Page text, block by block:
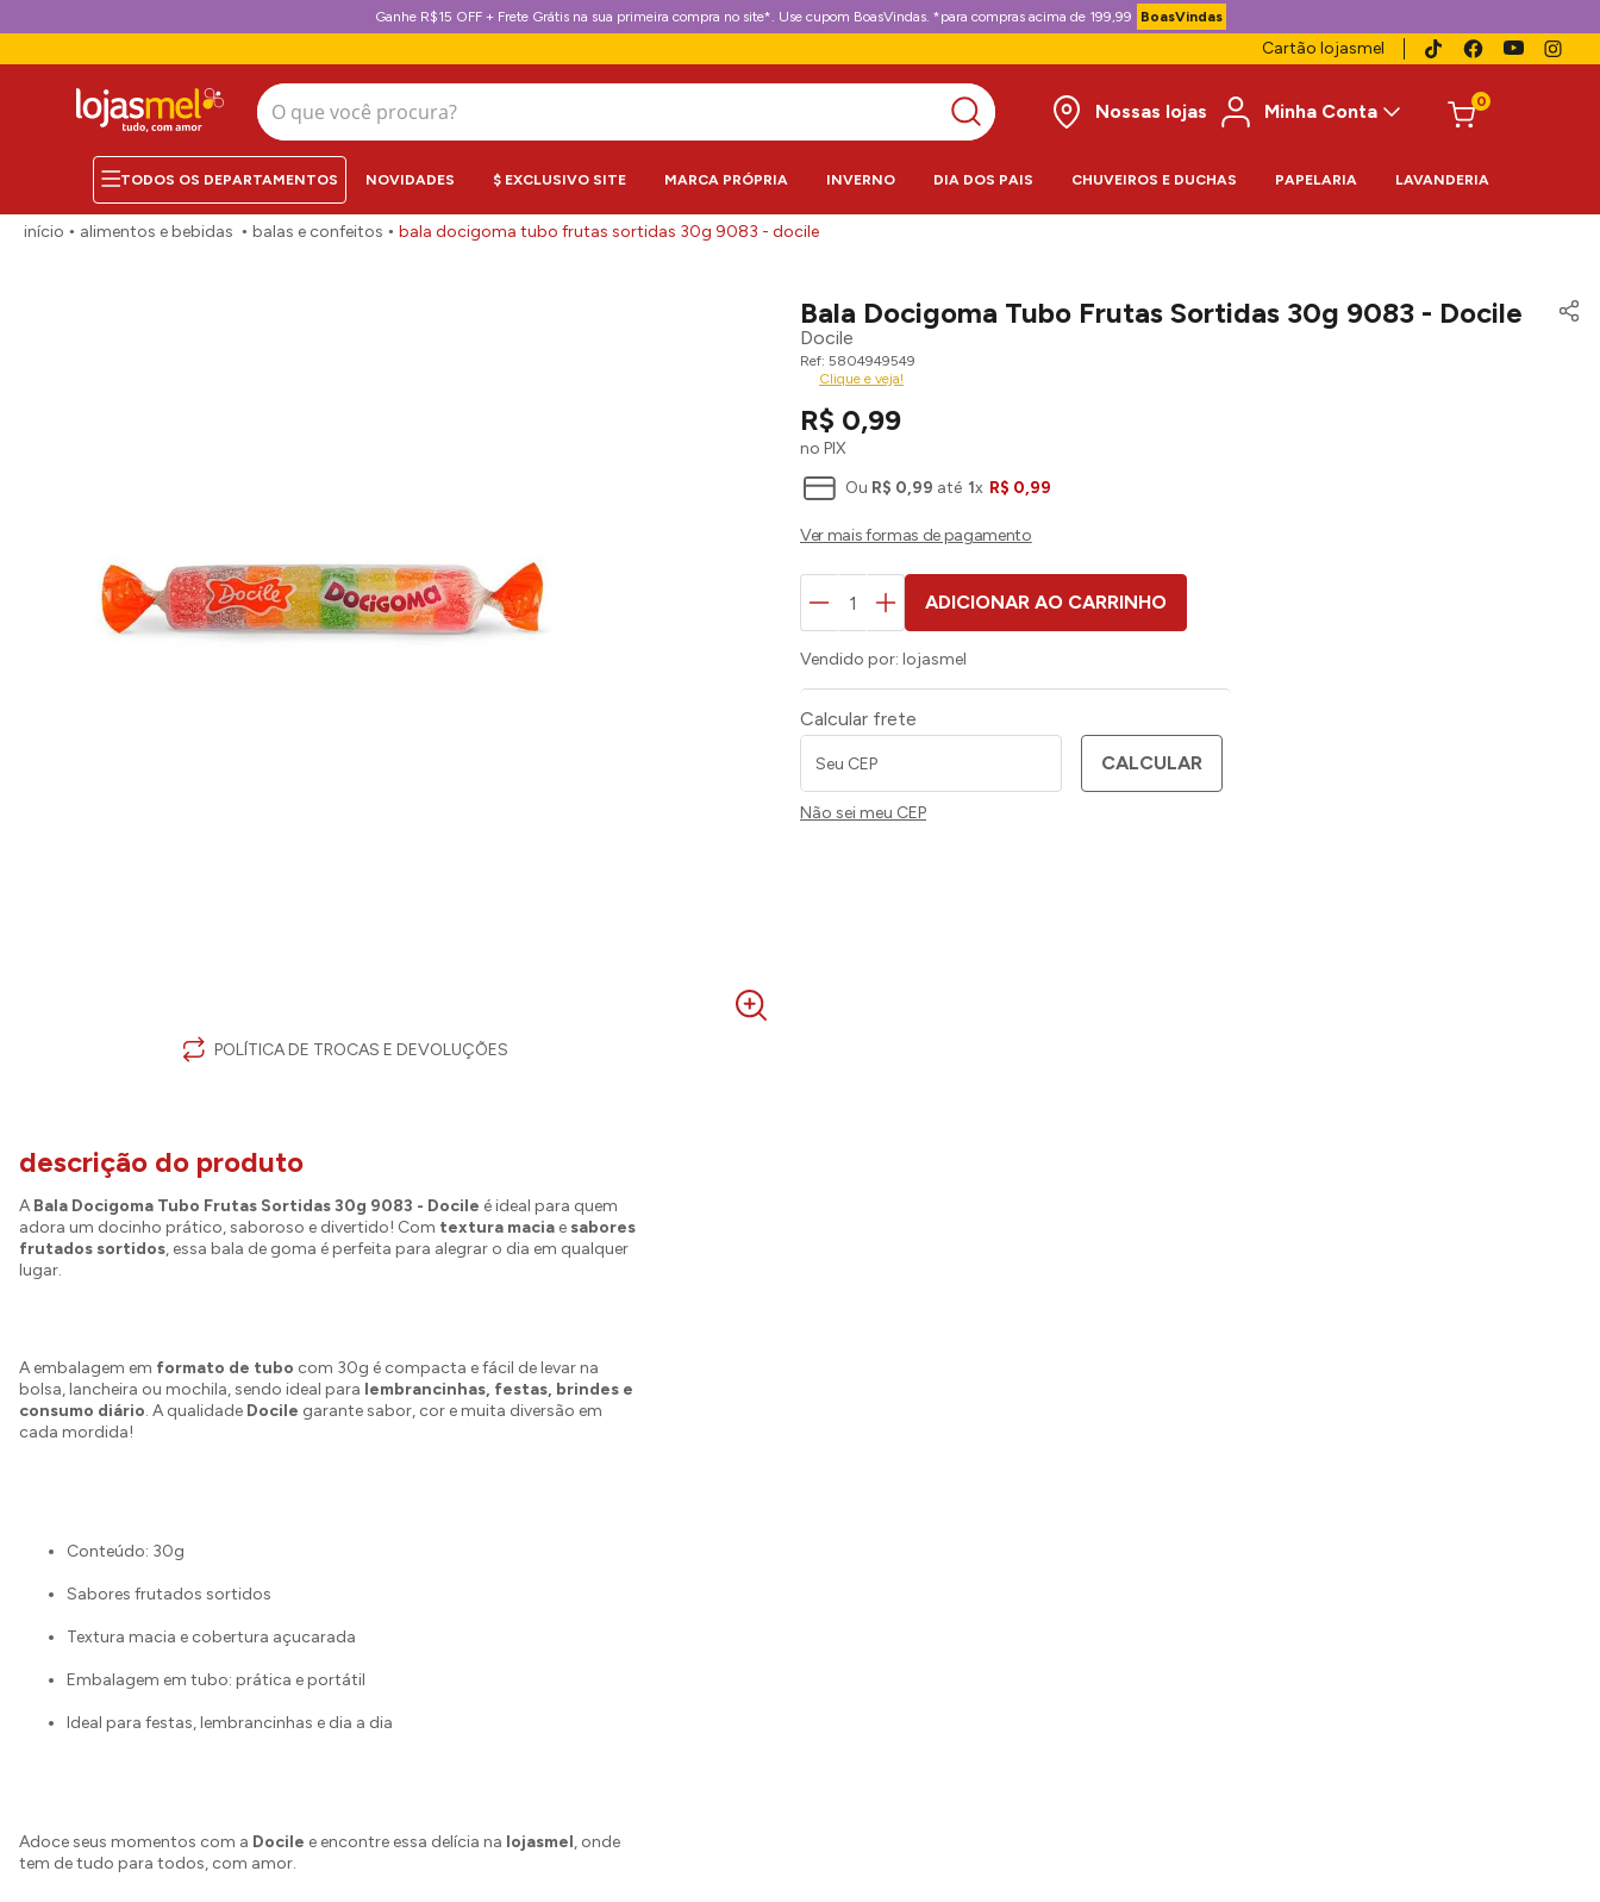
Ganhe R$15 OFF + Frete Grátis na sua primeira compra no site*. Use cupom BoasVindas. *para compras acima de 199,99 BoasVindas
Cartão lojasmel
O que você procura?
Nossas lojas
Minha Conta 0
NOVIDADES $ EXCLUSIVO SITE MARCA PRÓPRIA INVERNO DIA DOS PAIS CHUVEIROS E DUCHAS PAPELARIA LAVANDERIA
alimentos e bebidas balas e confeitos bala docigoma tubo frutas sortidas 30g 9083 - docile
POLÍTICA DE TROCAS E DEVOLUÇÕES
Bala Docigoma Tubo Frutas Sortidas 30g 9083 - Docile
Docile
5804949549
Clique e veja!
R$ 0,99
no PIX
Ou R$ 0,99 até 1x R$ 0,99
ADICIONAR AO CARRINHO
Vendido por: lojasmel
Calcular frete
CALCULAR
Não sei meu CEP
descrição do produto
A Bala Docigoma Tubo Frutas Sortidas 30g 9083 - Docile é ideal para quem
adora um docinho prático, saboroso e divertido! Com textura macia e sabores
frutados sortidos, essa bala de goma é perfeita para alegrar o dia em qualquer
lugar.
A embalagem em formato de tubo com 30g é compacta e fácil de levar na
bolsa, lancheira ou mochila, sendo ideal para lembrancinhas, festas, brindes e
consumo diário. A qualidade Docile garante sabor, cor e muita diversão em
cada mordida!
Conteúdo: 30g
Sabores frutados sortidos
Textura macia e cobertura açucarada
Embalagem em tubo: prática e portátil
Ideal para festas, lembrancinhas e dia a dia
Adoce seus momentos com a Docile e encontre essa delícia na lojasmel, onde
tem de tudo para todos, com amor.